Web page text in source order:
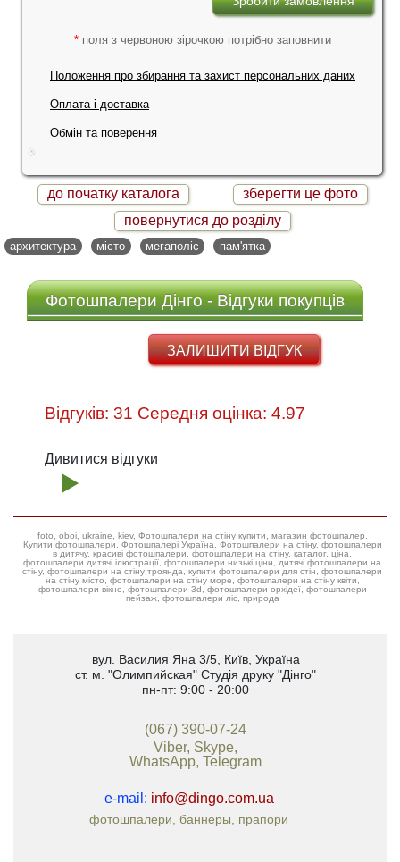
* поля з червоною зірочкою потрібно заповнити
Положення про збирання та захист персональних даних
Оплата і доставка
Обмін та поверення
до початку каталога
зберегти це фото
повернутися до розділу
архитектура місто мегаполіс пам'ятка
Фотошпалери Дінго - Відгуки покупців
ЗАЛИШИТИ ВІДГУК
Відгуків: 31 Середня оцінка: 4.97
Дивитися відгуки
foto, oboi, ukraine, kiev, Фотошпалери на стіну купити, магазин фотошпалер.
Купити фотошпалери. Фотошпалері Україна. Фотошпалери на стіну, фотошпалери
в дитячу, красиві фотошпалери, фотошпалери на стіну, каталог, ціна,
фотошпалери дитячі ілюстрації, фотошпалери низькі ціни, дитячі фотошпалери на
стіну, фотошпалери на стіну троянда, купити фотошпалери для стін, фотошпалери
на стіну місто, фотошпалери на стіну море, фотошпалери на стіну квіти,
фотошпалери вікно, фотошпалери 3d, фотошпалери орхідеї, фотошпалери
пейзаж, фотошпалери ліс, природа
вул. Василия Яна 3/5, Київ, Україна
ст. м. "Олимпийская" Студія друку "Дінго"
пн-пт: 9:00 - 20:00
(067) 390-07-24
Viber, Skype,
WhatsApp, Telegram
e-mail: info@dingo.com.ua
фотошпалери, баннеры, прапори